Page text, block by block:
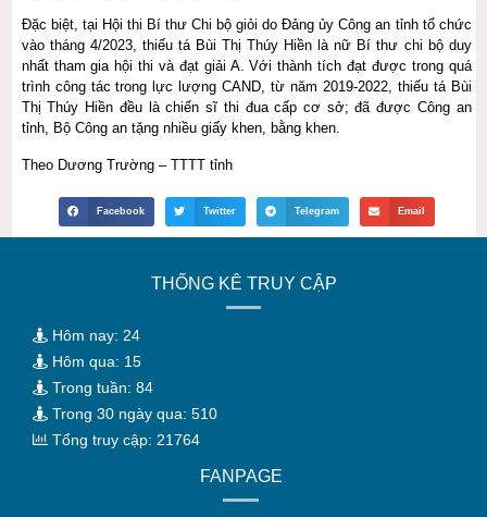
Đặc biệt, tại Hội thi Bí thư Chi bộ giỏi do Đảng ủy Công an tỉnh tổ chức
vào tháng 4/2023, thiếu tá Bùi Thị Thúy Hiền là nữ Bí thư chi bộ duy
nhất tham gia hội thi và đạt giải A. Với thành tích đạt được trong quá
trình công tác trong lực lượng CAND, từ năm 2019-2022, thiếu tá Bùi
Thị Thúy Hiền đều là chiến sĩ thi đua cấp cơ sở; đã được Công an
tỉnh, Bộ Công an tặng nhiều giấy khen, bằng khen.
Theo Dương Trường – TTTT tỉnh
Facebook Twitter Telegram Email
THỐNG KÊ TRUY CẬP
Hôm nay: 24
Hôm qua: 15
Trong tuần: 84
Trong 30 ngày qua: 510
Tổng truy cập: 21764
FANPAGE